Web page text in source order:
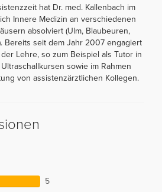
hat Dr. med. Kallenbach im
Innere Medizin an verschiedenen
absolviert (Ulm, Blaubeuren,
Bereits seit dem Jahr 2007 engagiert
Lehre, so zum Beispiel als Tutor in
Ultraschallkursen sowie im Rahmen
von assistenzärztlichen Kollegen.
5